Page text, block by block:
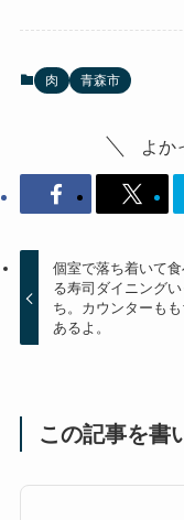
肉 青森市
よか
個室で落ち着いて
る寿司ダイニング
ち。カウンターも
あるよ。
この記事を書